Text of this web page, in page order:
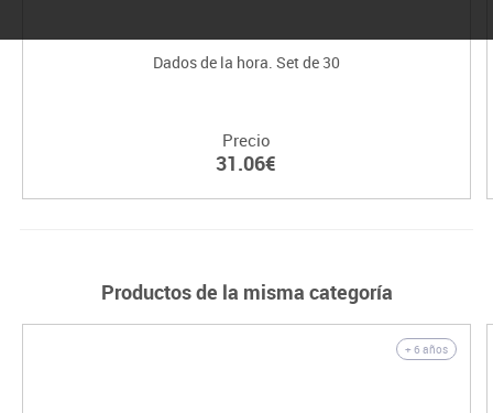
Dados de la hora. Set de 30
Precio
31.06€
Productos de la misma categoría
+ 6 años